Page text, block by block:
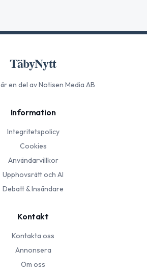
TäbyNytt
en del av Notisen Media AB
Information
Integritetspolicy
Cookies
Användarvillkor
Upphovsrätt och AI
Debatt & Insändare
Kontakt
Kontakta oss
Annonsera
Om oss